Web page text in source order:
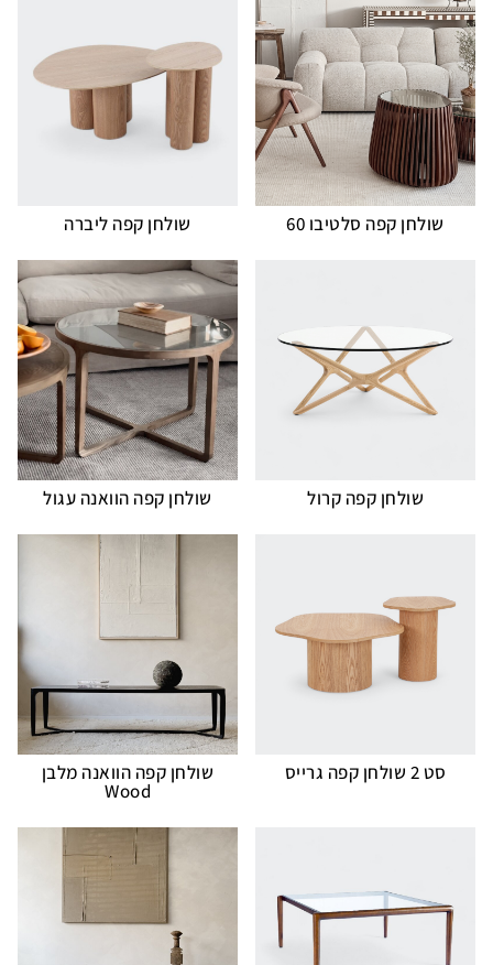
שולחן קפה סלטיבו 60 שולחן קפה ליברה
שולחן קפה קרול שולחן קפה הוואנה עגול
סט 2 שולחן קפה גרייס שולחן קפה הוואנה מלבן
Wood